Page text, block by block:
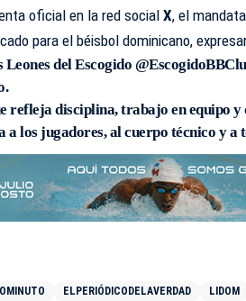
oficial en la red socialX, el
para el béisbol dominicano,
Leones del Escogido
refleja disciplina, trabajo en equipo
a los jugadores, al cuerpo técnico y a
ELPERIÓDICODELAVERDAD LIDOM